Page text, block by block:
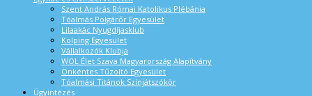
Szent András Római Katolikus Plébánia
Tóalmás Polgárőr Egyesület
Lilaakác Nyugdíjasklub
Kolping Egyesület
Vállalkozók Klubja
WOL Élet Szava Magyarország Alapítvány
Önkéntes Tűzoltó Egyesület
Tóalmási Titánok Színjátszókör
Ügyintézés